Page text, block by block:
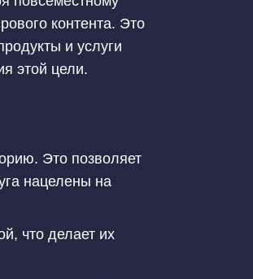
контента. Это
и услуги
этой цели.
Это позволяет
нацелены на
что делает их